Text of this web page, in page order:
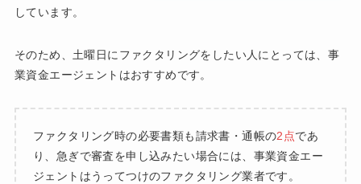
しています。
そのため、土曜日にファクタリングをしたい人にとっては、事
業資金エージェントはおすすめです。
ファクタリング時の必要書類も請求書・通帳の2点であ
り、急ぎで審査を申し込みたい場合には、事業資金エー
ジェントはうってつけのファクタリング業者です。